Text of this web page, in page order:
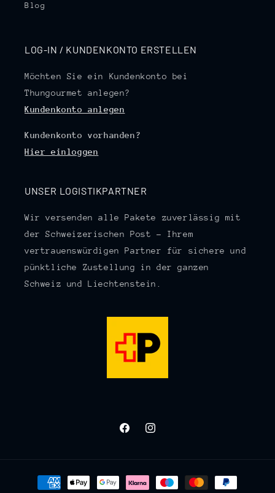
Blog
LOG-IN / KUNDENKONTO ERSTELLEN
Möchten Sie ein Kundenkonto bei
Thungourmet anlegen?
Kundenkonto anlegen
Kundenkonto vorhanden?
Hier einloggen
UNSER LOGISTIKPARTNER
Wir versenden alle Pakete zuverlässig mit
der Schweizerischen Post – Ihrem
vertrauenswürdigen Partner für sichere und
pünktliche Zustellung in der ganzen
Schweiz und Liechtenstein.
FacebookInstagram
Zahlungsmethoden